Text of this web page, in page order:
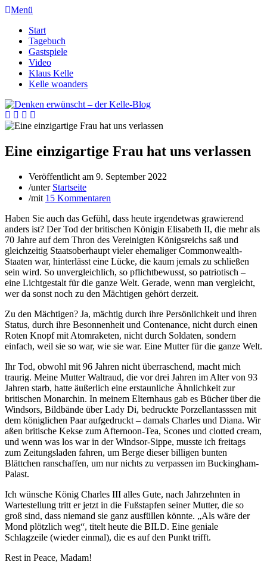
Menü
Start
Tagebuch
Gastspiele
Video
Klaus Kelle
Kelle woanders
Eine einzigartige Frau hat uns verlassen
Veröffentlicht am 9. September 2022
/unter Startseite
/mit 15 Kommentaren
Haben Sie auch das Gefühl, dass heute irgendetwas grawierend
anders ist? Der Tod der britischen Königin Elisabeth II, die mehr als
70 Jahre auf dem Thron des Vereinigten Königsreichs saß und
gleichzeitig Staatsoberhaupt vieler ehemaliger Commonwealth-
Staaten war, hinterlässt eine Lücke, die kaum jemals zu schließen
sein wird. So unvergleichlich, so pflichtbewusst, so patriotisch –
eine Lichtgestalt für die ganze Welt. Gerade, wenn man vergleicht,
wer da sonst noch zu den Mächtigen gehört derzeit.
Zu den Mächtigen? Ja, mächtig durch ihre Persönlichkeit und ihren
Status, durch ihre Besonnenheit und Contenance, nicht durch einen
Roten Knopf mit Atomraketen, nicht durch Soldaten, sondern
einfach, weil sie so war, wie sie war. Eine Mutter für die ganze Welt.
Ihr Tod, obwohl mit 96 Jahren nicht überraschend, macht mich
traurig. Meine Mutter Waltraud, die vor drei Jahren im Alter von 93
Jahren starb, hatte äußerlich eine erstaunliche Ähnlichkeit zur
britischen Monarchin. In meinem Elternhaus gab es Bücher über die
Windsors, Bildbände über Lady Di, bedruckte Porzellantasssen mit
dem königlichen Paar aufgedruckt – damals Charles und Diana. Wir
aßen britische Kekse zum Afternoon-Tea, Scones und clotted cream,
und wenn was los war in der Windsor-Sippe, musste ich freitags
zum Zeitungsladen fahren, um Berge dieser billigen bunten
Blättchen ranschaffen, um nur nichts zu verpassen im Buckingham-
Palast.
Ich wünsche König Charles III alles Gute, nach Jahrzehnten in
Wartestellung tritt er jetzt in die Fußstapfen seiner Mutter, die so
groß sind, dass niemand sie ganz ausfüllen könnte. „Als wäre der
Mond plötzlich weg“, titelt heute die BILD. Eine geniale
Schlagzeile (wieder einmal), die es auf den Punkt trifft.
Rest in Peace, Madam!